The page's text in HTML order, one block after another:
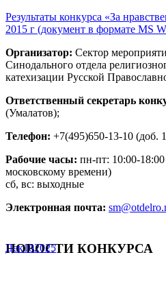
Результаты конкурса «За
2015 г (документ в формате MS
Организатор: Сектор
Синодального отдела
катехизации Русской
Ответственный секретарь
(Умалатов);
Телефон: +7(495)650-13-10 (доб.
Рабочие часы: пн-пт: 10:00-
московскому времени)
сб, вс: выходные
Электронная почта:
НОВОСТИ КОНКУРСА
Дек102025